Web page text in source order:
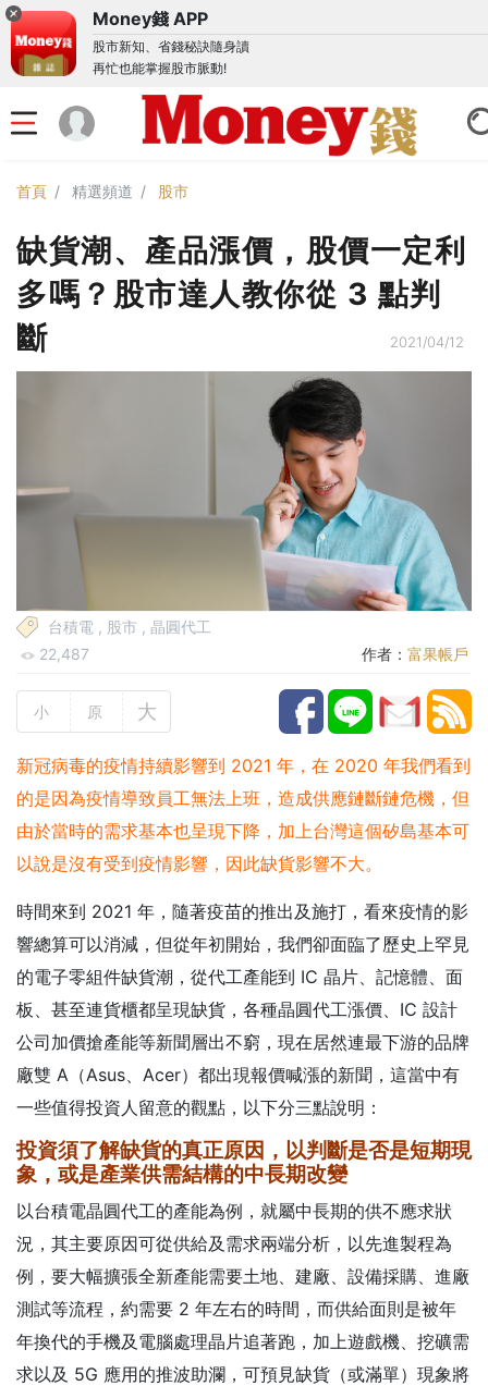
Money錢 APP
股市新知、省錢秘訣隨身讀
再忙也能掌握股市脈動!
首頁 精選頻道 股市
缺貨潮、產品漲價，股價一定利
多嗎？股市達人教你從 3 點判
斷
2021/04/12
台積電 , 股市 , 晶圓代工
22,487
作者： 富果帳戶
小 原 大
新冠病毒的疫情持續影響到 2021 年，在 2020 年我們看到
的是因為疫情導致員工無法上班，造成供應鏈斷鏈危機，但
由於當時的需求基本也呈現下降，加上台灣這個矽島基本可
以說是沒有受到疫情影響，因此缺貨影響不大。
時間來到 2021 年，隨著疫苗的推出及施打，看來疫情的影
響總算可以消減，但從年初開始，我們卻面臨了歷史上罕見
的電子零組件缺貨潮，從代工產能到 IC 晶片、記憶體、面
板、甚至連貨櫃都呈現缺貨，各種晶圓代工漲價、IC 設計
公司加價搶產能等新聞層出不窮，現在居然連最下游的品牌
廠雙 A（Asus、Acer）都出現報價喊漲的新聞，這當中有
一些值得投資人留意的觀點，以下分三點說明：
投資須了解缺貨的真正原因，以判斷是否是短期現
象，或是產業供需結構的中長期改變
以台積電晶圓代工的產能為例，就屬中長期的供不應求狀
況，其主要原因可從供給及需求兩端分析，以先進製程為
例，要大幅擴張全新產能需要土地、建廠、設備採購、進廠
測試等流程，約需要 2 年左右的時間，而供給面則是被年
年換代的手機及電腦處理晶片追著跑，加上遊戲機、挖礦需
求以及 5G 應用的推波助瀾，可預見缺貨（或滿單）現象將